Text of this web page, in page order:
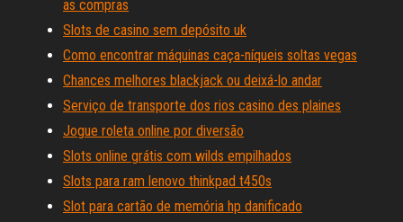
as compras
Slots de casino sem depósito uk
Como encontrar máquinas caça-níqueis soltas vegas
Chances melhores blackjack ou deixá-lo andar
Serviço de transporte dos rios casino des plaines
Jogue roleta online por diversão
Slots online grátis com wilds empilhados
Slots para ram lenovo thinkpad t450s
Slot para cartão de memória hp danificado